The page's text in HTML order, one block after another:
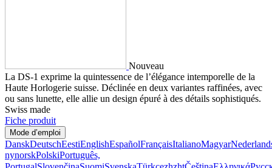
Nouveau
La DS-1 exprime la quintessence de l’élégance intemporelle de la
Haute Horlogerie suisse. Déclinée en deux variantes raffinées, avec
ou sans lunette, elle allie un design épuré à des détails sophistiqués.
Swiss made
Fiche produit
Mode d’emploi
DanskDeutschEestiEnglishEspañolFrançaisItalianoMagyar
nynorskPolskiPortuguês,